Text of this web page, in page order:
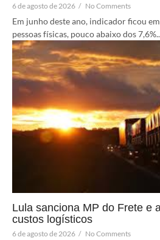
6 de agosto de 2026 / No Comments
Em junho deste ano, indicador ficou
pessoas físicas, pouco abaixo dos
Lula sanciona MP do Frete e
custos logísticos
6 de agosto de 2026 / No Comments